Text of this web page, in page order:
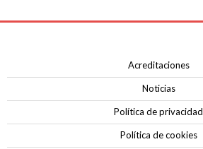
EMINTEL FEMINAS TEAM
AEUSTRAK-EUSKADI
Acreditaciones
Noticias
Política de privacidad
Política de cookies